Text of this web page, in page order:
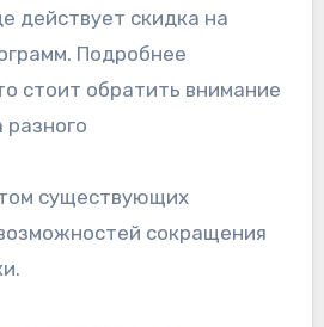
действует скидка на
Подробнее
стоит обратить внимание
существующих
сокращения